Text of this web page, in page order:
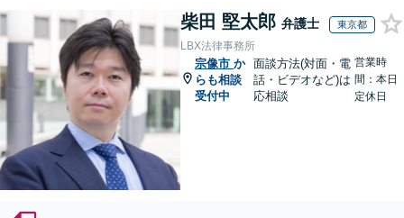
柴田 堅太郎 弁護士 東京都
LBX法律事務所
宗像市 か
らも相談
受付中
面談方法(対面・電
話・ビデオなど)は
応相談
営業時
間：本日
定休日